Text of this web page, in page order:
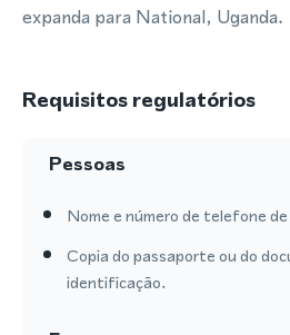
expanda para National, Uganda.
Requisitos regulatórios
Pessoas
Nome e número de telefone
Copia do passaporte ou do
identificação.